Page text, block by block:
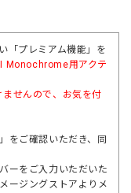
「プレミアム機能」を
Monochrome用アクテ
ませんので、お気を付
をご確認いただき、同
ーをご入力いただいた
ージングストアよりメ